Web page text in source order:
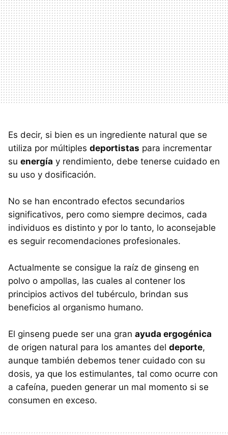
Es decir, si bien es un ingrediente natural que se
utiliza por múltiples deportistas para incrementar
su energía y rendimiento, debe tenerse cuidado en
su uso y dosificación.
No se han encontrado efectos secundarios
significativos, pero como siempre decimos, cada
individuos es distinto y por lo tanto, lo aconsejable
es seguir recomendaciones profesionales.
Actualmente se consigue la raíz de ginseng en
polvo o ampollas, las cuales al contener los
principios activos del tubérculo, brindan sus
beneficios al organismo humano.
El ginseng puede ser una gran ayuda ergogénica
de origen natural para los amantes del deporte,
aunque también debemos tener cuidado con su
dosis, ya que los estimulantes, tal como ocurre con
a cafeína, pueden generar un mal momento si se
consumen en exceso.